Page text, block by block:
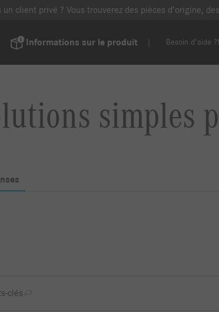
un client privé ? Vous trouverez des pièces d’origine,
Informations sur le produit Besoin d'aide ?
simples
clés